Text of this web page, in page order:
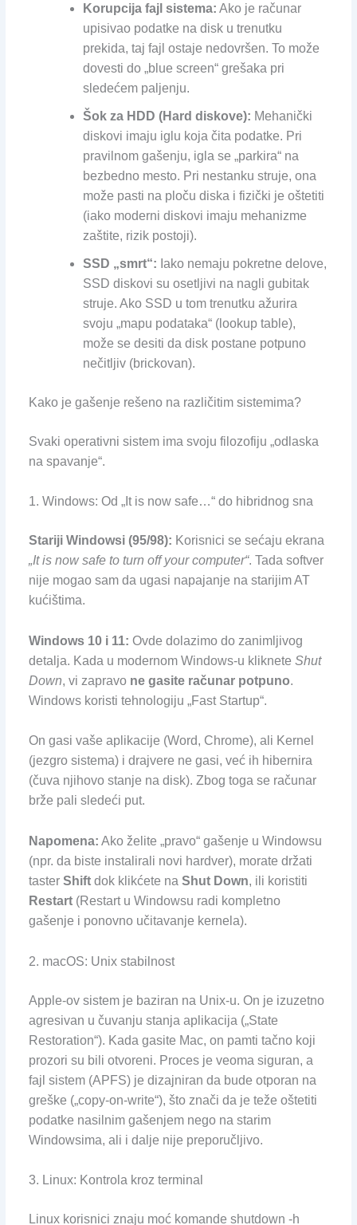
Korupcija fajl sistema: Ako je računar
upisivao podatke na disk u trenutku
prekida, taj fajl ostaje nedovršen. To može
dovesti do „blue screen“ grešaka pri
sledećem paljenju.
Šok za HDD (Hard diskove): Mehanički
diskovi imaju iglu koja čita podatke. Pri
pravilnom gašenju, igla se „parkira“ na
bezbedno mesto. Pri nestanku struje, ona
može pasti na ploču diska i fizički je oštetiti
(iako moderni diskovi imaju mehanizme
zaštite, rizik postoji).
SSD „smrt“: Iako nemaju pokretne delove,
SSD diskovi su osetljivi na nagli gubitak
struje. Ako SSD u tom trenutku ažurira
svoju „mapu podataka“ (lookup table),
može se desiti da disk postane potpuno
nečitljiv (brickovan).
Kako je gašenje rešeno na različitim sistemima?
Svaki operativni sistem ima svoju filozofiju „odlaska
na spavanje“.
1. Windows: Od „It is now safe…“ do hibridnog sna
Stariji Windowsi (95/98): Korisnici se sećaju ekrana
„It is now safe to turn off your computer“. Tada softver
nije mogao sam da ugasi napajanje na starijim AT
kućištima.
Windows 10 i 11: Ovde dolazimo do zanimljivog
detalja. Kada u modernom Windows-u kliknete Shut
Down, vi zapravo ne gasite računar potpuno.
Windows koristi tehnologiju „Fast Startup“.
On gasi vaše aplikacije (Word, Chrome), ali Kernel
(jezgro sistema) i drajvere ne gasi, već ih hibernira
(čuva njihovo stanje na disk). Zbog toga se računar
brže pali sledeći put.
Napomena: Ako želite „pravo“ gašenje u Windowsu
(npr. da biste instalirali novi hardver), morate držati
taster Shiftdok klikćete na Shut Down, ili koristiti
Restart(Restart u Windowsu radi kompletno
gašenje i ponovno učitavanje kernela).
2. macOS: Unix stabilnost
Apple-ov sistem je baziran na Unix-u. On je izuzetno
agresivan u čuvanju stanja aplikacija („State
Restoration“). Kada gasite Mac, on pamti tačno koji
prozori su bili otvoreni. Proces je veoma siguran, a
fajl sistem (APFS) je dizajniran da bude otporan na
greške („copy-on-write“), što znači da je teže oštetiti
podatke nasilnim gašenjem nego na starim
Windowsima, ali i dalje nije preporučljivo.
3. Linux: Kontrola kroz terminal
Linux korisnici znaju moć komande shutdown -h